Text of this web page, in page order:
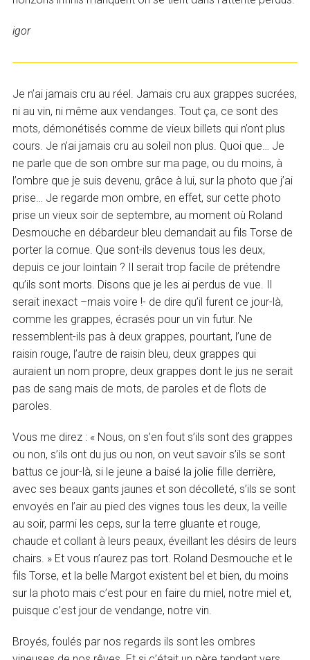
igor
Je n’ai jamais cru au réel. Jamais cru aux grappes sucrées,
ni au vin, ni même aux vendanges. Tout ça, ce sont des
mots, démonétisés comme de vieux billets qui n’ont plus
cours. Je n’ai jamais cru au soleil non plus. Quoi que… Je
ne parle que de son ombre sur ma page, ou du moins, à
l’ombre que je suis devenu, grâce à lui, sur la photo que j’ai
prise… Je regarde mon ombre, en effet, sur cette photo
prise un vieux soir de septembre, au moment où Roland
Desmouche en débardeur bleu demandait au fils Torse de
porter la cornue. Que sont-ils devenus tous les deux,
depuis ce jour lointain ? Il serait trop facile de prétendre
qu’ils sont morts. Disons que je les ai perdus de vue. Il
serait inexact –mais voire !- de dire qu’il furent ce jour-là,
comme les grappes, écrasés pour un vin futur. Ne
ressemblent-ils pas à deux grappes, pourtant, l’une de
raisin rouge, l’autre de raisin bleu, deux grappes qui
auraient un nom propre, deux grappes dont le jus ne serait
pas de sang mais de mots, de paroles et de flots de
paroles.
Vous me direz : « Nous, on s’en fout s’ils sont des grappes
ou non, s’ils ont du jus ou non, on veut savoir s’ils se sont
battus ce jour-là, si le jeune a baisé la jolie fille derrière,
avec ses beaux gants jaunes et son décolleté, s’ils se sont
envoyés en l’air au pied des vignes tous les deux, la veille
au soir, parmi les ceps, sur la terre gluante et rouge,
chaude et collant à leurs peaux, éveillant les désirs de leurs
chairs. » Et vous n’aurez pas tort. Roland Desmouche et le
fils Torse, et la belle Margot existent bel et bien, du moins
sur la photo mais c’est pour en faire du miel, notre miel et,
puisque c’est jour de vendange, notre vin.
Broyés, foulés par nos regards ils sont les ombres